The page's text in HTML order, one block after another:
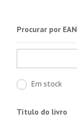
Procurar por EAN
Em stock
Título do livro